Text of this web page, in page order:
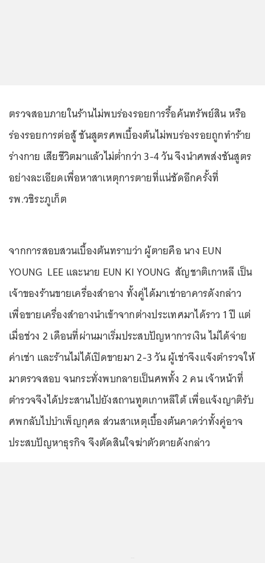
ตรวจสอบภายในร้านไม่พบร่องรอยการรื้อค้นทรัพย์สิน หรือ
ร่องรอยการต่อสู้ ชันสูตรศพเบื้องต้นไม่พบร่องรอยถูกทำร้าย
ร่างกาย เสียชีวิตมาแล้วไม่ต่ำกว่า 3-4 วัน จึงนำศพส่งชันสูตร
อย่างละเอียดเพื่อหาสาเหตุการตายที่แน่ชัดอีกครั้งที่
รพ.วชิระภูเก็ต
จากการสอบสวนเบื้องต้นทราบว่า ผู้ตายคือ นาง EUN
YOUNG LEE และนาย EUN KI YOUNG สัญชาติเกาหลี เป็น
เจ้าของร้านขายเครื่องสำอาง ทั้งคู่ได้มาเช่าอาคารดังกล่าว
เพื่อขายเครื่องสำอางนำเข้าจากต่างประเทศมาได้ราว 1 ปี แต่
เมื่อช่วง 2 เดือนที่ผ่านมาเริ่มประสบปัญหาการเงิน ไม่ได้จ่าย
ค่าเช่า และร้านไม่ได้เปิดขายมา 2-3 วัน ผู้เช่าจึงแจ้งตำรวจให้
มาตรวจสอบ จนกระทั่งพบกลายเป็นศพทั้ง 2 คน เจ้าหน้าที่
ตำรวจจึงได้ประสานไปยังสถานทูตเกาหลีใต้ เพื่อแจ้งญาติรับ
ศพกลับไปบำเพ็ญกุศล ส่วนสาเหตุเบื้องต้นคาดว่าทั้งคู่อาจ
ประสบปัญหาธุรกิจ จึงตัดสินใจฆ่าตัวตายดังกล่าว